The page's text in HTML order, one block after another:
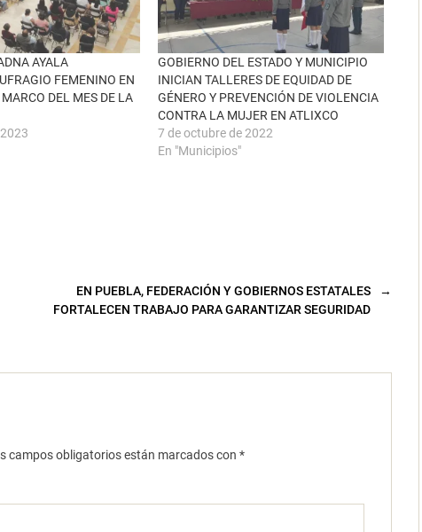
AYALA
FEMENINO EN
DEL MES DE LA
GOBIERNO DEL ESTADO Y MUNICIPIO
INICIAN TALLERES DE EQUIDAD DE
GÉNERO Y PREVENCIÓN DE VIOLENCIA
CONTRA LA MUJER EN ATLIXCO
7 de octubre de 2022
En "Municipios"
→
EN PUEBLA, FEDERACIÓN Y GOBIERNOS ESTATALES
FORTALECEN TRABAJO PARA GARANTIZAR SEGURIDAD
campos obligatorios están marcados con *